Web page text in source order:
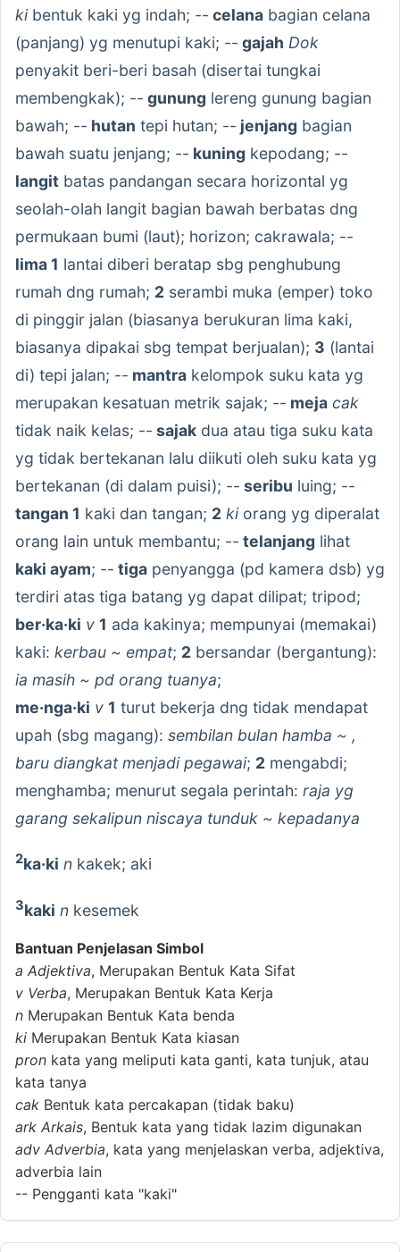
kibentuk kaki yg indah; -- celana bagian celana
(panjang) yg menutupi kaki; -- gajah Dok
penyakit beri-beri basah (disertai tungkai
membengkak); -- gunung lereng gunung bagian
bawah; -- hutan tepi hutan; -- jenjang bagian
bawah suatu jenjang; -- kuning kepodang; --
langit batas pandangan secara horizontal yg
seolah-olah langit bagian bawah berbatas dng
permukaan bumi (laut); horizon; cakrawala; --
lima 1 lantai diberi beratap sbg penghubung
rumah dng rumah; 2 serambi muka (emper) toko
di pinggir jalan (biasanya berukuran lima kaki,
biasanya dipakai sbg tempat berjualan); 3 (lantai
di) tepi jalan; -- mantra kelompok suku kata yg
merupakan kesatuan metrik sajak; -- meja cak
tidak naik kelas; -- sajak dua atau tiga suku kata
yg tidak bertekanan lalu diikuti oleh suku kata yg
bertekanan (di dalam puisi); -- seribu luing; --
tangan 1 kaki dan tangan; 2 kiorang yg diperalat
orang lain untuk membantu; -- telanjang lihat
kaki ayam; -- tiga penyangga (pd kamera dsb) yg
terdiri atas tiga batang yg dapat dilipat; tripod;
ber·ka·ki v 1 ada kakinya; mempunyai (memakai)
kaki: kerbau ~ empat; 2 bersandar (bergantung):
ia masih ~ pd orang tuanya;
me·nga·ki v 1 turut bekerja dng tidak mendapat
upah (sbg magang): sembilan bulan hamba ~ ,
baru diangkat menjadi pegawai; 2 mengabdi;
menghamba; menurut segala perintah: raja yg
garang sekalipun niscaya tunduk ~ kepadanya
2ka·ki n kakek; aki
3kaki n kesemek
Bantuan Penjelasan Simbol
a Adjektiva, Merupakan Bentuk Kata Sifat
v Verba, Merupakan Bentuk Kata Kerja
n Merupakan Bentuk Kata benda
ki Merupakan Bentuk Kata kiasan
pron kata yang meliputi kata ganti, kata tunjuk, atau
kata tanya
cak Bentuk kata percakapan (tidak baku)
ark Arkais, Bentuk kata yang tidak lazim digunakan
adv Adverbia, kata yang menjelaskan verba, adjektiva,
adverbia lain
-- Pengganti kata "kaki"